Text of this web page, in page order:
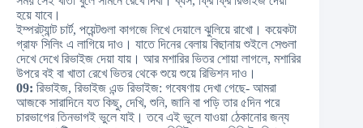
হয়ে যাবে।
ইম্পরট্যান্ট চার্ট, পয়েন্টগুলা কাগজে লিখে দেয়ালে ঝুলিয়ে রাখো। কয়েকটা
গ্রাফ সিলিং এ লাগিয়ে দাও। যাতে দিনের বেলায় বিছানায় শুইলে সেগুলা
দেখে দেখে রিভাইজ দেয়া যায়। আর মশারির ভিতর শোয়া লাগলে, মশারির
উপরে বই বা খাতা রেখে ভিতর থেকে শুয়ে শুয়ে রিভিশন দাও।
09: রিভাইজ, রিভাইজ এন্ড রিভাইজ: গবেষণায় দেখা গেছে- আমরা
আজকে সারাদিনে যত কিছু, দেখি, শুনি, জানি বা পড়ি তার ৫দিন পরে
চারভাগের তিনভাগই ভুলে যাই। তবে এই ভুলে যাওয়া ঠেকানোর জন্য